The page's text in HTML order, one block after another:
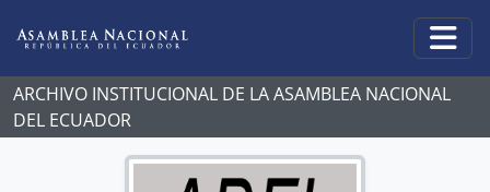
ARCHIVO INSTITUCIONAL DE LA ASAMBLEA NACIONAL
DEL ECUADOR